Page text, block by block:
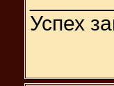
Успех